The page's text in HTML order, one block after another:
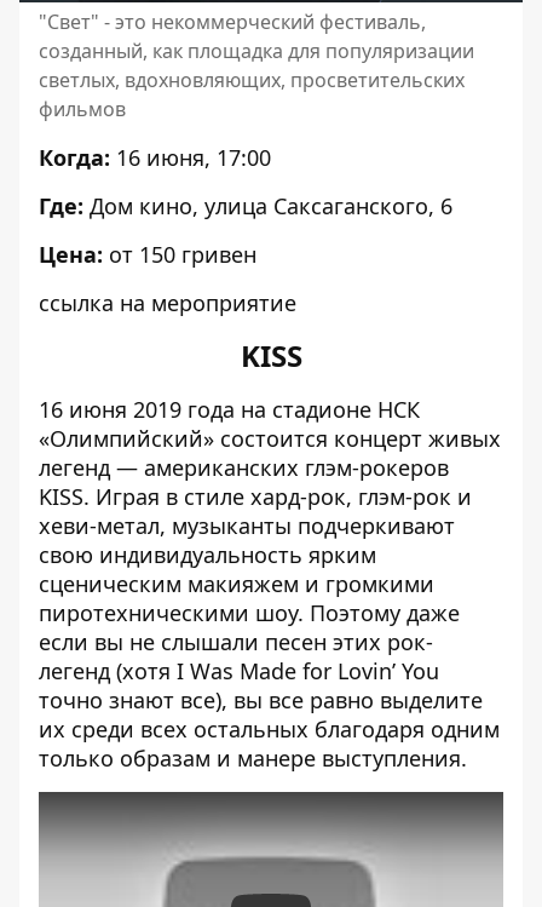
"Свет" - это некоммерческий фестиваль,
созданный, как площадка для популяризации
светлых, вдохновляющих, просветительских
фильмов
Когда: 16 июня, 17:00
Где: Дом кино, улица Саксаганского, 6
Цена: от 150 гривен
ссылка на мероприятие
KISS
16 июня 2019 года на стадионе НСК
«Олимпийский» состоится концерт живых
легенд — американских глэм-рокеров
KISS. Играя в стиле хард-рок, глэм-рок и
хеви-метал, музыканты подчеркивают
свою индивидуальность ярким
сценическим макияжем и громкими
пиротехническими шоу. Поэтому даже
если вы не слышали песен этих рок-
легенд (хотя I Was Made for Lovin’ You
точно знают все), вы все равно выделите
их среди всех остальных благодаря одним
только образам и манере выступления.